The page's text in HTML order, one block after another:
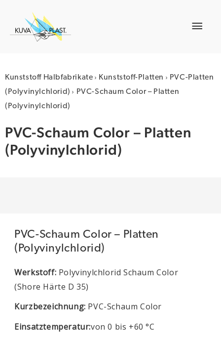
springen
Kunststoff Halbfabrikate › Kunststoff-Platten › PVC-Platten
(Polyvinylchlorid) › PVC-Schaum Color – Platten
(Polyvinylchlorid)
PVC-Schaum Color – Platten
(Polyvinylchlorid)
PVC-Schaum Color – Platten
(Polyvinylchlorid)
Werkstoff: Polyvinylchlorid Schaum Color
(Shore Härte D 35)
Kurzbezeichnung: PVC-Schaum Color
Einsatztemperatur:von 0 bis +60 °C